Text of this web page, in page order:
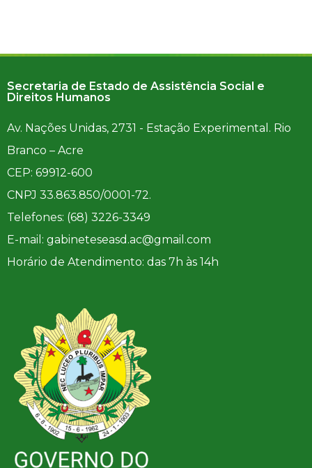
Secretaria de Estado de Assistência Social e
Direitos Humanos
Av. Nações Unidas, 2731 - Estação Experimental. Rio
Branco – Acre
CEP: 69912-600
CNPJ 33.863.850/0001-72.
Telefones: (68) 3226-3349
E-mail: gabineteseasd.ac@gmail.com
Horário de Atendimento: das 7h às 14h